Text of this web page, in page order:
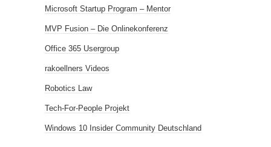
Microsoft Startup Program – Mentor
MVP Fusion – Die Onlinekonferenz
Office 365 Usergroup
rakoellners Videos
Robotics Law
Tech-For-People Projekt
Windows 10 Insider Community Deutschland